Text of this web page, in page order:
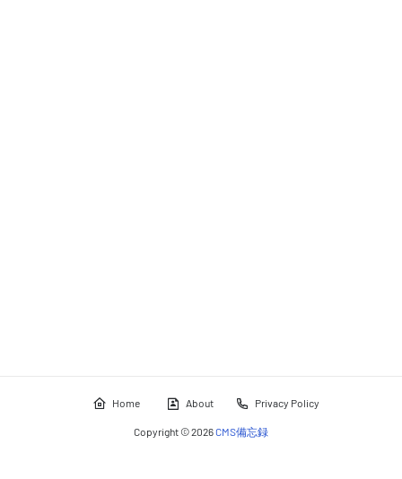
Home About Privacy Policy
Copyright ©2026CMS備忘録